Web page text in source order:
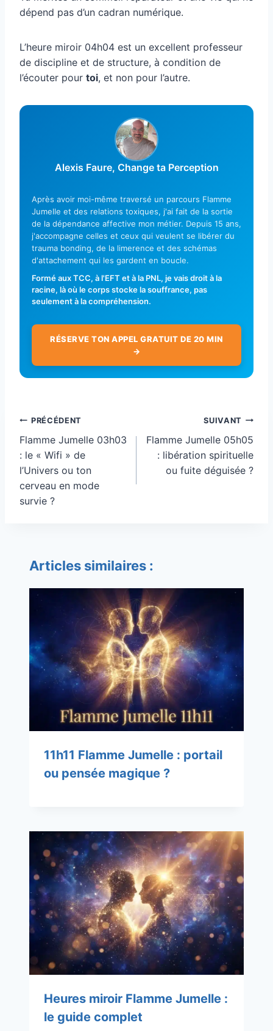
dépend pas d’un cadran numérique.
L’heure miroir 04h04 est un excellent professeur
de discipline et de structure, à condition de
l’écouter pour toi, et non pour l’autre.
Alexis Faure, Change ta Perception
Après avoir moi-même traversé un parcours Flamme
Jumelle et des relations toxiques, j'ai fait de la sortie
de la dépendance affective mon métier. Depuis 15 ans,
j'accompagne celles et ceux qui veulent se libérer du
trauma bonding, de la limerence et des schémas
d'attachement qui les gardent en boucle.
Formé aux TCC, à l'EFT et à la PNL, je vais droit à la
racine, là où le corps stocke la souffrance, pas
seulement à la compréhension.
RÉSERVE TON APPEL GRATUIT DE 20 MIN
→
Navigation
de
l’article
PRÉCÉDENT
Flamme Jumelle 03h03
: le « Wifi » de
l’Univers ou ton
cerveau en mode
survie ?
SUIVANT
Flamme Jumelle 05h05
: libération spirituelle
ou fuite déguisée ?
Articles similaires :
11h11 Flamme Jumelle : portail
ou pensée magique ?
Heures miroir Flamme Jumelle :
le guide complet